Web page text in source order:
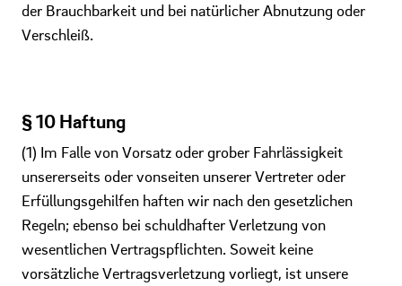
der Brauchbarkeit und bei natürlicher Abnutzung oder
Verschleiß.
§ 10 Haftung
(1) Im Falle von Vorsatz oder grober Fahrlässigkeit
unsererseits oder vonseiten unserer Vertreter oder
Erfüllungsgehilfen haften wir nach den gesetzlichen
Regeln; ebenso bei schuldhafter Verletzung von
wesentlichen Vertragspflichten. Soweit keine
vorsätzliche Vertragsverletzung vorliegt, ist unsere